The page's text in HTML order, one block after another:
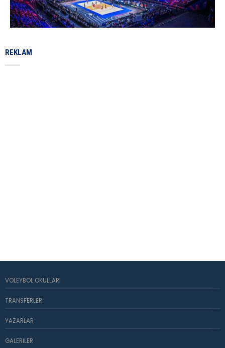
REKLAM
VOLEYBOL OKULLARI
TRANSFERLER
YAZARLAR
GALERILER